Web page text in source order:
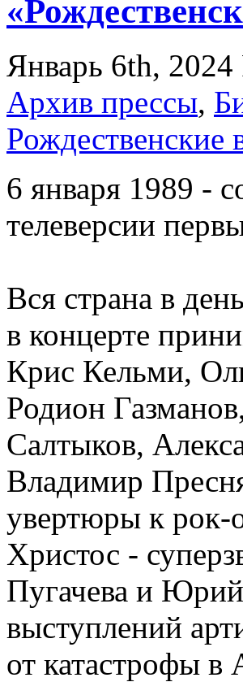
Январь 6th, 2024
Архив прессы,
Рождественские
6 января 1989 -
телеверсии
Вся страна в
в концерте
Крис Кельми,
Родион
Салтыков,
Владимир
увертюры к
Христос -
Пугачева и
выступлений
от катастрофы в